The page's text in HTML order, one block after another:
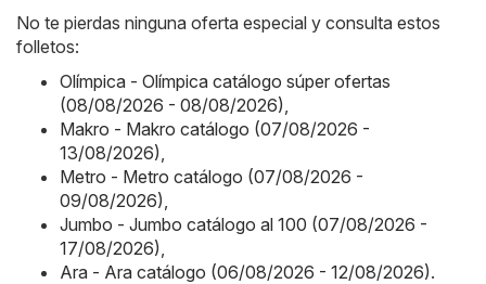
No te pierdas ninguna oferta especial y consulta estos
folletos:
Olímpica - Olímpica catálogo súper ofertas
(08/08/2026 - 08/08/2026)
Makro - Makro catálogo (07/08/2026 -
13/08/2026)
Metro - Metro catálogo (07/08/2026 -
09/08/2026)
Jumbo - Jumbo catálogo al 100 (07/08/2026 -
17/08/2026)
Ara - Ara catálogo (06/08/2026 - 12/08/2026).